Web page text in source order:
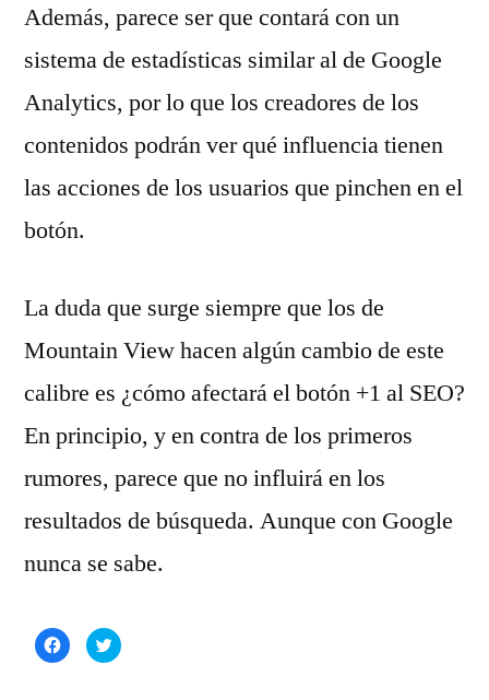
Además, parece ser que contará con un
sistema de estadísticas similar al de Google
Analytics, por lo que los creadores de los
contenidos podrán ver qué influencia tienen
las acciones de los usuarios que pinchen en el
botón.
La duda que surge siempre que los de
Mountain View hacen algún cambio de este
calibre es ¿cómo afectará el botón +1 al SEO?
En principio, y en contra de los primeros
rumores, parece que no influirá en los
resultados de búsqueda. Aunque con Google
nunca se sabe.
Haz
clic
Haz
clic